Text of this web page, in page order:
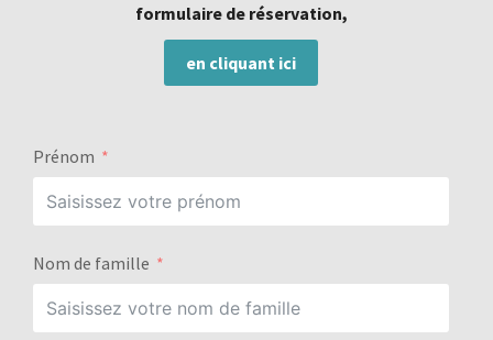
formulaire de réservation,
en cliquant ici
Prénom
Nom de famille